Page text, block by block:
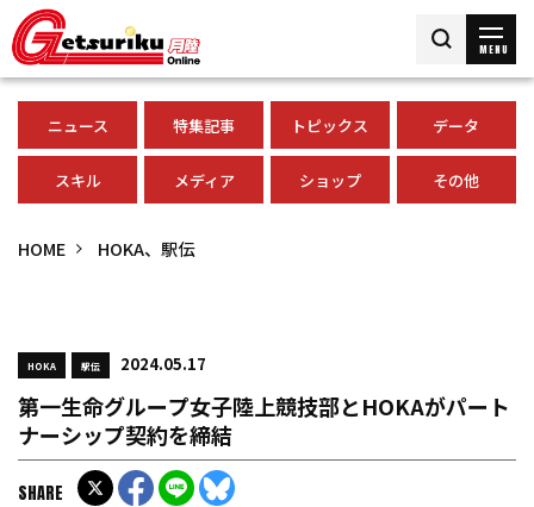
MENU
ニュース 特集記事 トピックス データ
スキル メディア ショップ その他
HOME HOKA、駅伝
HOKA 駅伝 2024.05.17
第一生命グループ女子陸上競技部とHOKAがパート
ナーシップ契約を締結
SHARE